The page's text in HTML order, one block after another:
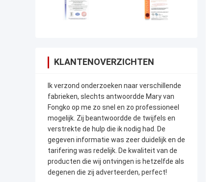
KLANTENOVERZICHTEN
Ik verzond onderzoeken naar verschillende
fabrieken, slechts antwoordde Mary van
Fongko op me zo snel en zo professioneel
mogelijk. Zij beantwoordde de twijfels en
verstrekte de hulp die ik nodig had. De
gegeven informatie was zeer duidelijk en de
tarifering was redelijk. De kwaliteit van de
producten die wij ontvingen is hetzelfde als
degenen die zij adverteerden, perfect!